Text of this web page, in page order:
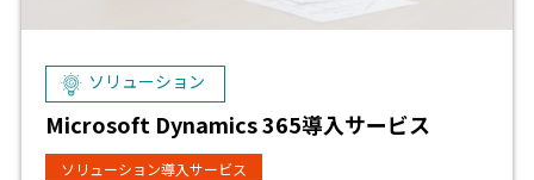
ソリューション
Microsoft Dynamics 365導入サービス
ソリューション導入サービス